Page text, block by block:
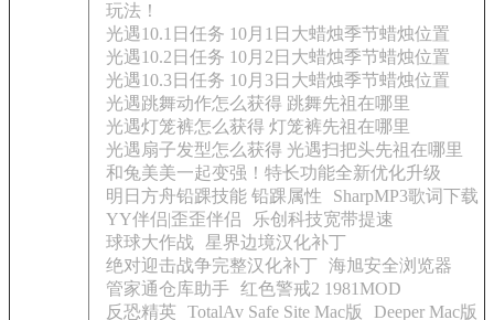
玩法！
光遇10.1日任务 10月1日大蜡烛季节蜡烛位置
光遇10.2日任务 10月2日大蜡烛季节蜡烛位置
光遇10.3日任务 10月3日大蜡烛季节蜡烛位置
光遇跳舞动作怎么获得 跳舞先祖在哪里
光遇灯笼裤怎么获得 灯笼裤先祖在哪里
光遇扇子发型怎么获得 光遇扫把头先祖在哪里
和兔美美一起变强！特长功能全新优化升级
明日方舟铅踝技能 铅踝属性
SharpMP3歌词下载
YY伴侣|歪歪伴侣
乐创科技宽带提速
球球大作战 星界边境汉化补丁
绝对迎击战争完整汉化补丁 海旭安全浏览器
管家通仓库助手 红色警戒2 1981MOD
反恐精英
TotalAv Safe Site Mac版 Deeper Mac版